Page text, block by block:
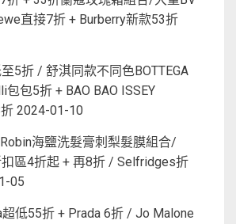
直接7折 + Burberry新款53折
5折 / 舒淇同款不同色BOTTEGA
包包5折 + BAO BAO ISSEY
2024-01-10
海鹽洗髮膏刺梨髮膜組合/
區4折起 + 再8折 / Selfridges折
05
超低55折 + Prada 6折 / Jo Malone